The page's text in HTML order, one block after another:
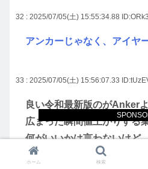
32 : 2025/07/05(土) 15:55:34.88
アンカーじゃなく、アイヤ
33 : 2025/07/05(土) 15:56:07.33
良い令和最新版のがAnker
広まった瞬間値上がりする
何がいいかは言わないけど
ホーム 検索